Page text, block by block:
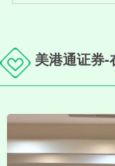
美港通证券-